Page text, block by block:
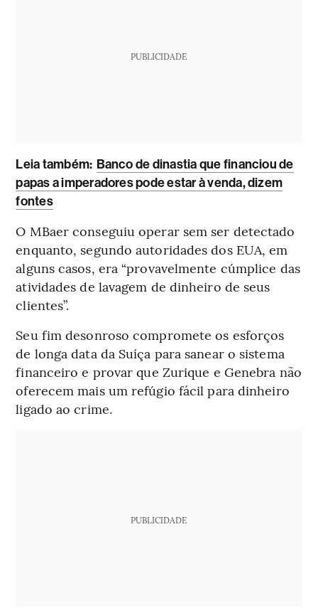
PUBLICIDADE
Leia também: Banco de dinastia que financiou de
papas a imperadores pode estar à venda, dizem
fontes
O MBaer conseguiu operar sem ser detectado
enquanto, segundo autoridades dos EUA, em
alguns casos, era “provavelmente cúmplice das
atividades de lavagem de dinheiro de seus
clientes”.
Seu fim desonroso compromete os esforços
de longa data da Suíça para sanear o sistema
financeiro e provar que Zurique e Genebra não
oferecem mais um refúgio fácil para dinheiro
ligado ao crime.
PUBLICIDADE